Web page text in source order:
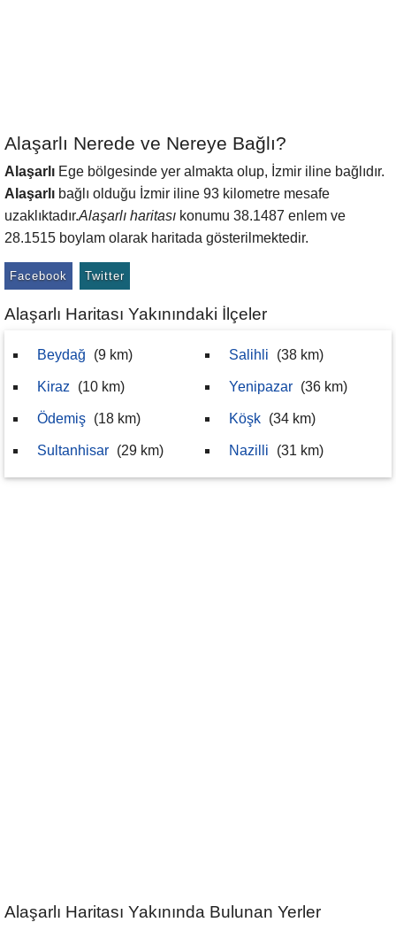
Alaşarlı Nerede ve Nereye Bağlı?
Alaşarlı Ege bölgesinde yer almakta olup, İzmir iline bağlıdır.
Alaşarlı bağlı olduğu İzmir iline 93 kilometre mesafe
uzaklıktadır.Alaşarlı haritası konumu 38.1487 enlem ve
28.1515 boylam olarak haritada gösterilmektedir.
Facebook Twitter
Alaşarlı Haritası Yakınındaki İlçeler
Beydağ (9 km)
Kiraz (10 km)
Ödemiş (18 km)
Sultanhisar (29 km)
Salihli (38 km)
Yenipazar (36 km)
Köşk (34 km)
Nazilli (31 km)
Alaşarlı Haritası Yakınında Bulunan Yerler